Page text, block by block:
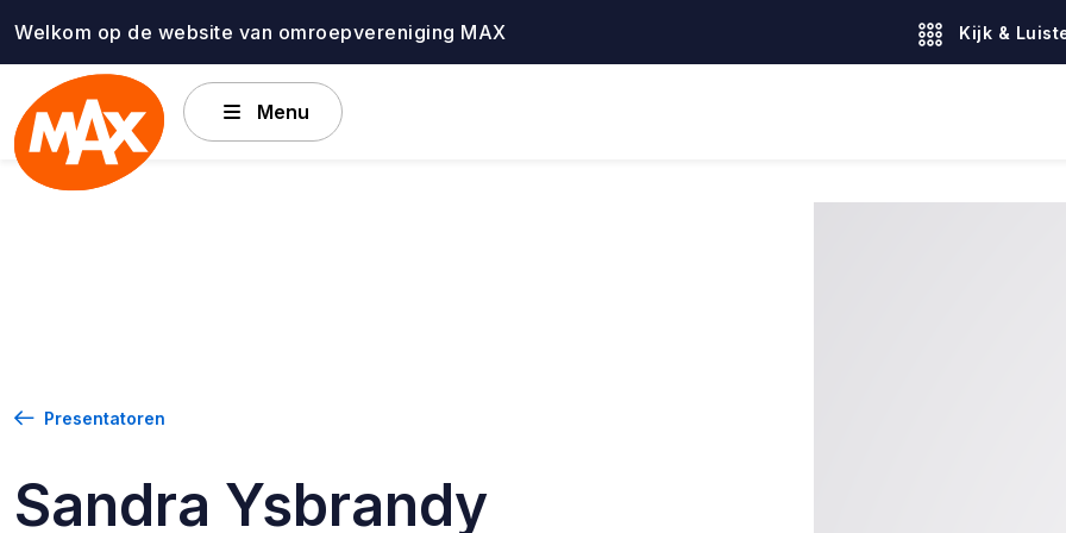
naar
de
inhoud
Welkom op de website van omroepvereniging MAX Kijk &
Menu
Presentatoren
Sandra Ysbrandy